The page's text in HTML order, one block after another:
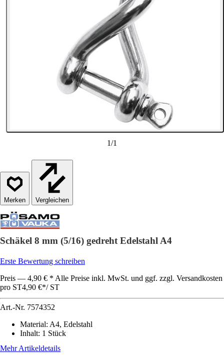
1/1
Vergleichen
Schäkel 8 mm (5/16) gedreht Edelstahl A4
Erste Bewertung schreiben
Preis — 4,90 € * Alle Preise inkl. MwSt. und ggf. zzgl. Versandkosten
pro ST4,90 €*/ ST
Art.-Nr. 7574352
Material: A4, Edelstahl
Inhalt: 1 Stück
Mehr Artikeldetails